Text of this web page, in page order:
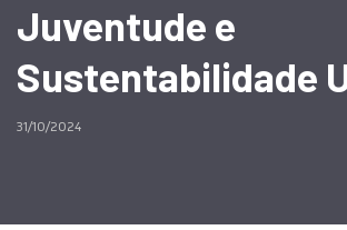
Juventude e
Sustentabilidade
31/10/2024